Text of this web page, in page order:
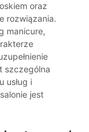
oraz
rozwiązania.
manicure,
szczególna
usług i
jest